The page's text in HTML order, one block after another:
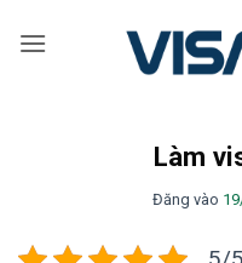
qua
Làm
Đăng vào